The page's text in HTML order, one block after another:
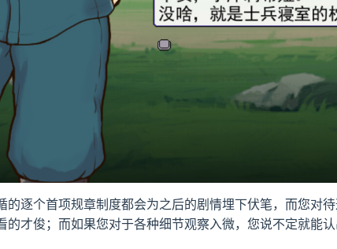
逐个首项规章制度都会为之后的剧情埋下伏笔，而您对
才俊；而如果您对于各种细节观察入微，您说不定就能